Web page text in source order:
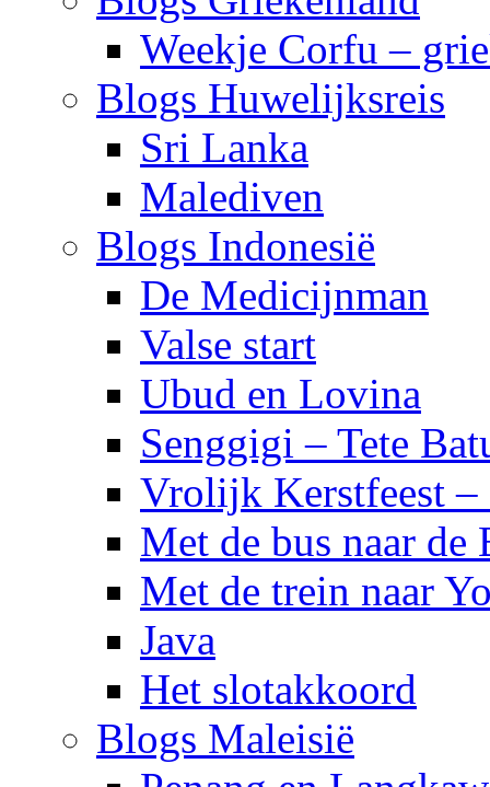
Weekje Corfu –
Blogs Huwelijksreis
Sri Lanka
Malediven
Blogs Indonesië
De Medicijnman
Valse start
Ubud en Lovina
Senggigi – Tete
Vrolijk Kerstfeest –
Met de bus naar
Met de trein naar
Java
Het slotakkoord
Blogs Maleisië